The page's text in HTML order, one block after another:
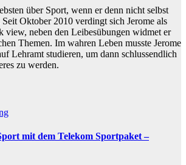
über Sport, wenn er denn nicht selbst
Oktober 2010 verdingt sich Jerome als
view, neben den Leibesübungen widmet er
Themen. Im wahren Leben musste Jerome
Lehramt studieren, um dann schlussendlich
zu werden.
mit dem Telekom Sportpaket –